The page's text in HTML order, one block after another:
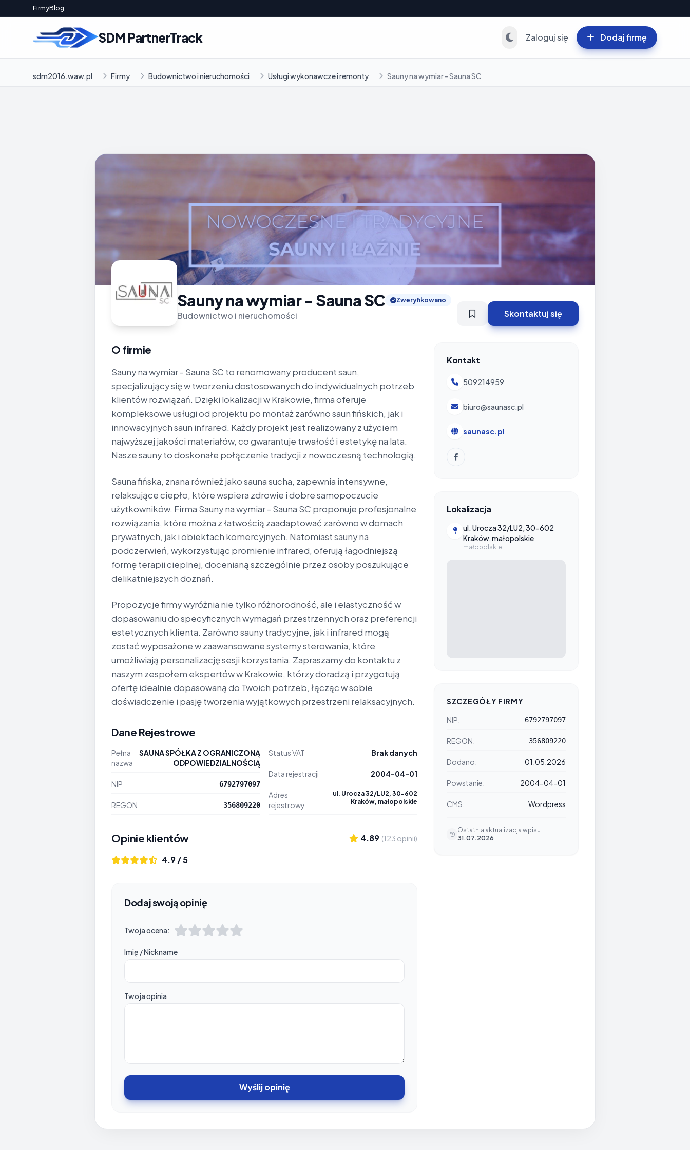
FirmyBlog
SDM PartnerTrack Zaloguj się Dodaj firmę
sdm2016.waw.pl Firmy Budownictwo i nieruchomości Usługi wykonawcze i remonty Sauny na wymiar - Sauna SC
Sauny na wymiar - Sauna SC Zweryfikowano
Budownictwo i nieruchomości Skontaktuj się
O firmie
Sauny na wymiar - Sauna SC to renomowany producent saun,
specjalizujący się w tworzeniu dostosowanych do indywidualnych potrzeb
klientów rozwiązań. Dzięki lokalizacji w Krakowie, firma oferuje
kompleksowe usługi od projektu po montaż zarówno saun fińskich, jak i
innowacyjnych saun infrared. Każdy projekt jest realizowany z użyciem
najwyższej jakości materiałów, co gwarantuje trwałość i estetykę na lata.
Nasze sauny to doskonałe połączenie tradycji z nowoczesną technologią.
Sauna fińska, znana również jako sauna sucha, zapewnia intensywne,
relaksujące ciepło, które wspiera zdrowie i dobre samopoczucie
użytkowników. Firma Sauny na wymiar - Sauna SC proponuje profesjonalne
rozwiązania, które można z łatwością zaadaptować zarówno w domach
prywatnych, jak i obiektach komercyjnych. Natomiast sauny na
podczerwień, wykorzystując promienie infrared, oferują łagodniejszą
formę terapii cieplnej, docenianą szczególnie przez osoby poszukujące
delikatniejszych doznań.
Propozycje firmy wyróżnia nie tylko różnorodność, ale i elastyczność w
dopasowaniu do specyficznych wymagań przestrzennych oraz preferencji
estetycznych klienta. Zarówno sauny tradycyjne, jak i infrared mogą
zostać wyposażone w zaawansowane systemy sterowania, które
umożliwiają personalizację sesji korzystania. Zapraszamy do kontaktu z
naszym zespołem ekspertów w Krakowie, którzy doradzą i przygotują
ofertę idealnie dopasowaną do Twoich potrzeb, łącząc w sobie
doświadczenie i pasję tworzenia wyjątkowych przestrzeni relaksacyjnych.
Dane Rejestrowe
Pełna
nazwa
SAUNA SPÓŁKA Z OGRANICZONĄ
ODPOWIEDZIALNOŚCIĄ
NIP 6792797097
REGON 356809220
Status VAT Brak danych
Data rejestracji 2004-04-01
Adres
rejestrowy
ul. Urocza 32/LU2, 30-602
Kraków, małopolskie
Opinie klientów 4.89 (123 opinii)
4.9 / 5
Dodaj swoją opinię
Twoja ocena:
Imię / Nickname
Twoja opinia
Wyślij opinię
Kontakt
509214959
biuro@saunasc.pl
saunasc.pl
Lokalizacja
ul. Urocza 32/LU2, 30-602
Kraków, małopolskie
małopolskie
SZCZEGÓŁY FIRMY
NIP:
6792797097
REGON: 356809220
Dodano: 01.05.2026
Powstanie: 2004-04-01
CMS: Wordpress
Ostatnia aktualizacja wpisu:
31.07.2026